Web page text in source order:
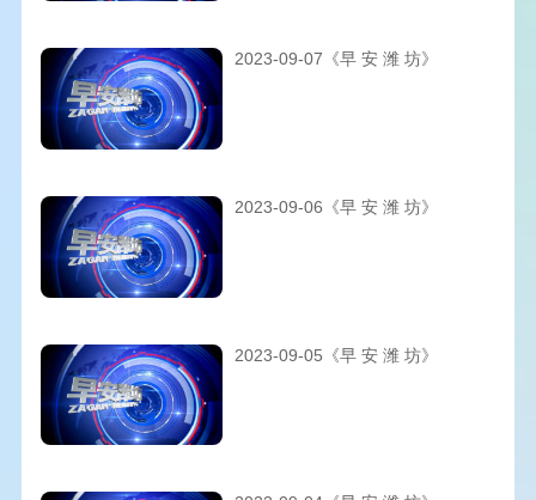
2023-09-07《早 安 潍 坊》
2023-09-06《早 安 潍 坊》
2023-09-05《早 安 潍 坊》